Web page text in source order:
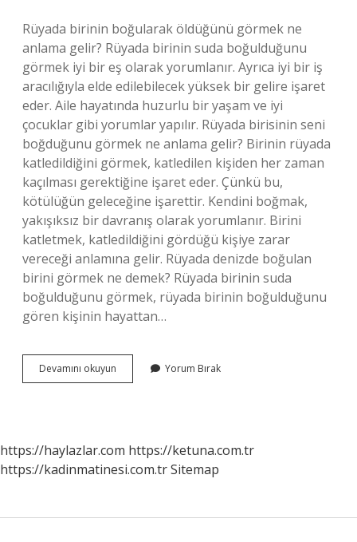
Rüyada birinin boğularak öldüğünü görmek ne
anlama gelir? Rüyada birinin suda boğulduğunu
görmek iyi bir eş olarak yorumlanır. Ayrıca iyi bir iş
aracılığıyla elde edilebilecek yüksek bir gelire işaret
eder. Aile hayatında huzurlu bir yaşam ve iyi
çocuklar gibi yorumlar yapılır. Rüyada birisinin seni
boğduğunu görmek ne anlama gelir? Birinin rüyada
katledildiğini görmek, katledilen kişiden her zaman
kaçılması gerektiğine işaret eder. Çünkü bu,
kötülüğün geleceğine işarettir. Kendini boğmak,
yakışıksız bir davranış olarak yorumlanır. Birini
katletmek, katledildiğini gördüğü kişiye zarar
vereceği anlamına gelir. Rüyada denizde boğulan
birini görmek ne demek? Rüyada birinin suda
boğulduğunu görmek, rüyada birinin boğulduğunu
gören kişinin hayattan…
Devamını okuyun
Birini
Yorum Bırak
https://haylazlar.com https://ketuna.com.tr
https://kadinmatinesi.com.trSitemap